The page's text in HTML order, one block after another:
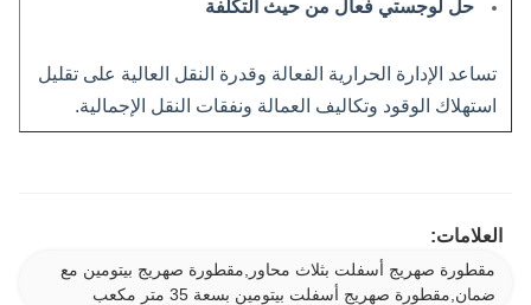
حل لوجستي فعال من حيث التكلفة
تساعد الإدارة الحرارية الفعالة وقدرة النقل العالية على تقليل
استهلاك الوقود وتكاليف العمالة ونفقات النقل الإجمالية.
العلامات:
مقطورة صهريج أسفلت بثلاث محاور,مقطورة صهريج بيتومين مع
ضمان,مقطورة صهريج أسفلت بيتومين بسعة 35 متر مكعب